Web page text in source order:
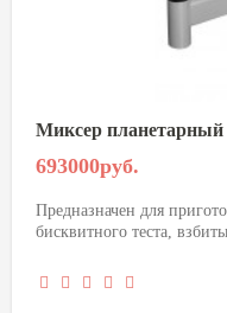
Миксер
693000руб.
Предназначен для
бисквитного теста,